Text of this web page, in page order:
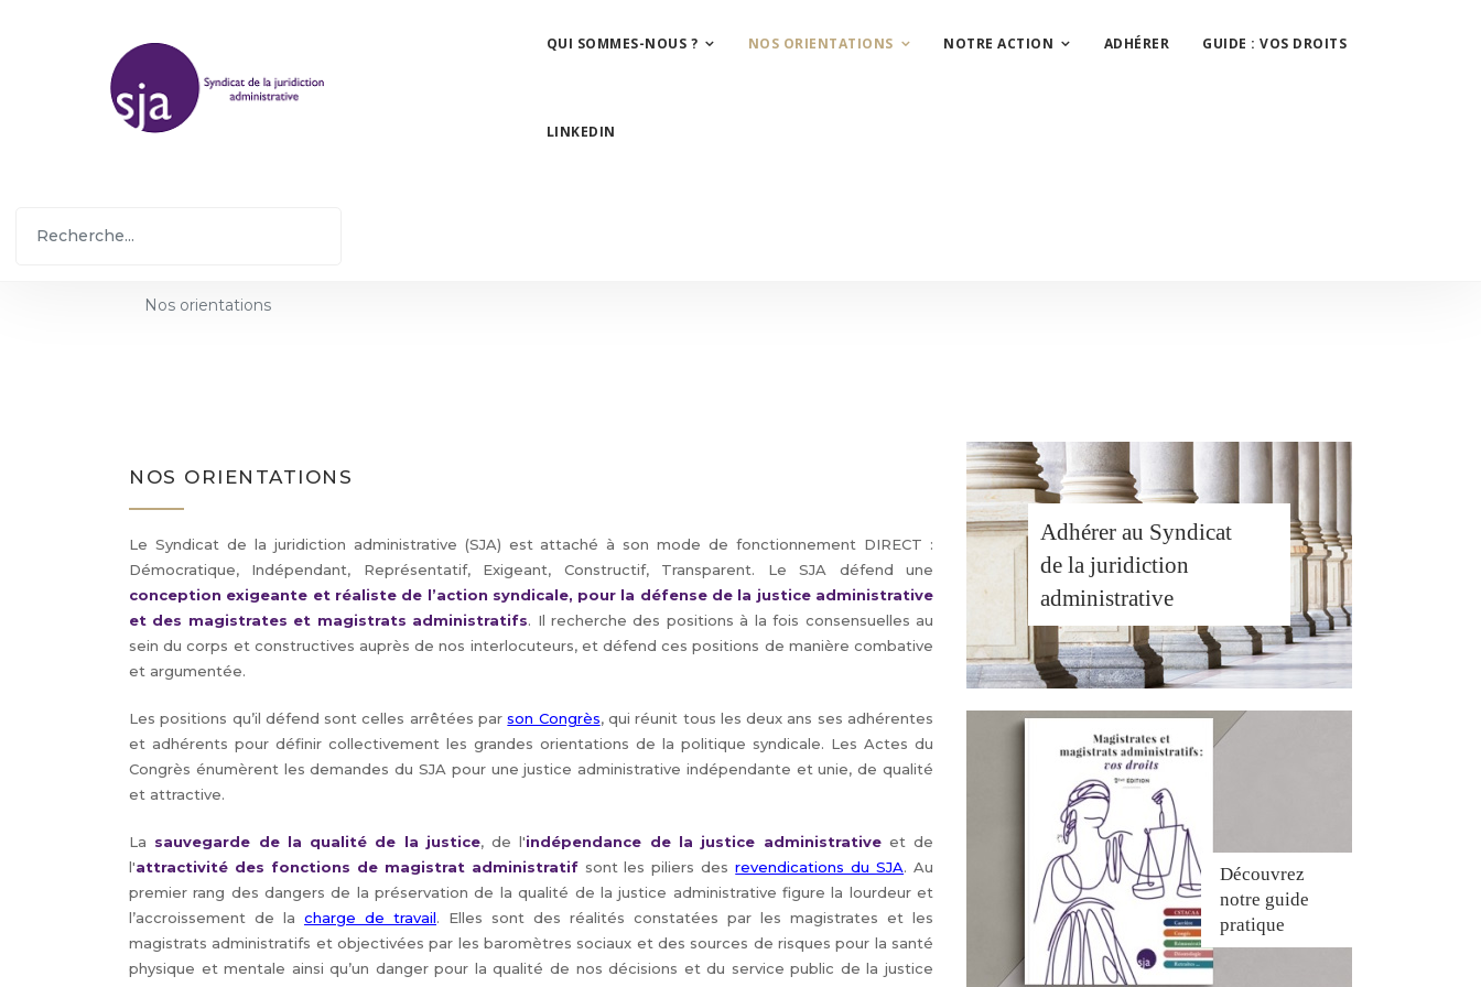
QUI SOMMES-NOUS ? NOS ORIENTATIONS NOTRE ACTION ADHÉRER GUIDE : VOS DROITS
LINKEDIN
Nos orientations
NOS ORIENTATIONS
Le Syndicat de la juridiction administrative (SJA) est attaché à son mode de fonctionnement DIRECT :
Démocratique, Indépendant, Représentatif, Exigeant, Constructif, Transparent. Le SJA défend une
conception exigeante et réaliste de l’action syndicale, pour la défense de la justice administrative
et des magistrates et magistrats administratifs. Il recherche des positions à la fois consensuelles au
sein du corps et constructives auprès de nos interlocuteurs, et défend ces positions de manière combative
et argumentée.
Les positions qu’il défend sont celles arrêtées parson Congrès, qui réunit tous les deux ans ses adhérentes
et adhérents pour définir collectivement les grandes orientations de la politique syndicale. Les Actes du
Congrès énumèrent les demandes du SJA pour une justice administrative indépendante et unie, de qualité
et attractive.
La sauvegarde de la qualité de la justice, de l'indépendance de la justice administrativeet de
l'attractivité des fonctions de magistrat administratifsont les piliers desrevendications du SJA. Au
premier rang des dangers de la préservation de la qualité de la justice administrative figure la lourdeur et
l’accroissement de la charge de travail. Elles sont des réalités constatées par les magistrates et les
magistrats administratifs et objectivées par les baromètres sociaux et des sources de risques pour la santé
physique et mentale ainsi qu’un danger pour la qualité de nos décisions et du service public de la justice
Adhérer au Syndicat
de la juridiction
administrative
Découvrez
notre guide
pratique